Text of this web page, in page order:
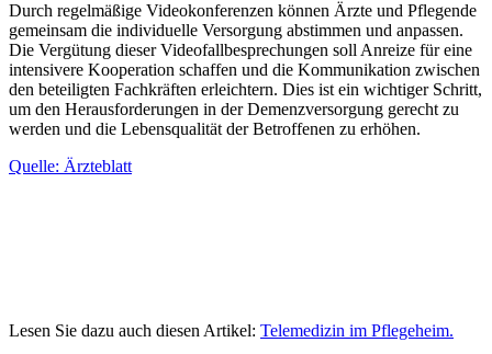
Durch regelmäßige Videokonferenzen können Ärzte und Pflegende
gemeinsam die individuelle Versorgung abstimmen und anpassen.
Die Vergütung dieser Videofallbesprechungen soll Anreize für eine
intensivere Kooperation schaffen und die Kommunikation zwischen
den beteiligten Fachkräften erleichtern. Dies ist ein wichtiger Schritt,
um den Herausforderungen in der Demenzversorgung gerecht zu
werden und die Lebensqualität der Betroffenen zu erhöhen.
Quelle: Ärzteblatt
Lesen Sie dazu auch diesen Artikel: Telemedizin im Pflegeheim.